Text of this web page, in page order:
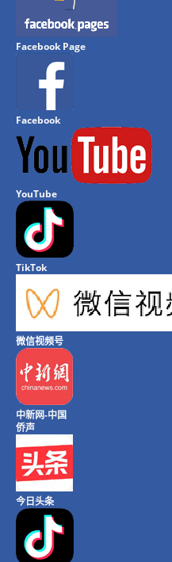
Facebook Page
Facebook
YouTube
TikTok
微信视频号
中新网-中国
侨声
今日头条